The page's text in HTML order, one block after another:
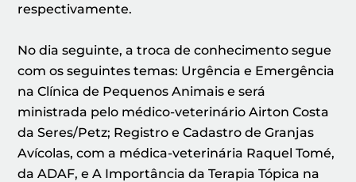
respectivamente.
No dia seguinte, a troca de conhecimento segue
com os seguintes temas: Urgência e Emergência
na Clínica de Pequenos Animais e será
ministrada pelo médico-veterinário Airton Costa
da Seres/Petz; Registro e Cadastro de Granjas
Avícolas, com a médica-veterinária Raquel Tomé,
da ADAF, e A Importância da Terapia Tópica na